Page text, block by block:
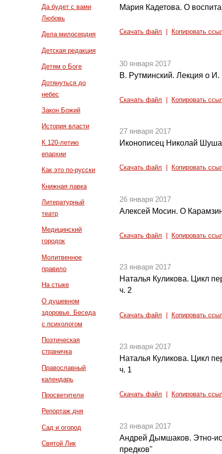
Да будет с вами
Любовь
Дела милосердия
Детская редакция
Детям о Боге
Дотянуться до
небес
Закон Божий
История власти
К 120-летию
епархии
Как это по-русски
Книжная лавка
Литературный
театр
Медицинский
городок
Молитвенное
правило
На стыке
О душевном
здоровье. Беседа
с психологом
Поэтическая
страничка
Православный
календарь
Просветители
Репортаж дня
Сад и огород
Святой Лик
Мария Кадетова. О
Скачать файл Копировать
30 января 2017
В. Рутминский. Лекция о И.
Скачать файл Копировать
27 января 2017
Иконописец Николай
Скачать файл Копировать
26 января 2017
Алексей Мосин. О
Скачать файл Копировать
23 января 2017
Наталья Куликова. Цикл
ч. 2
Скачать файл Копировать
23 января 2017
Наталья Куликова. Цикл
ч. 1
Скачать файл Копировать
23 января 2017
Андрей Дымшаков. Этно-
предков"